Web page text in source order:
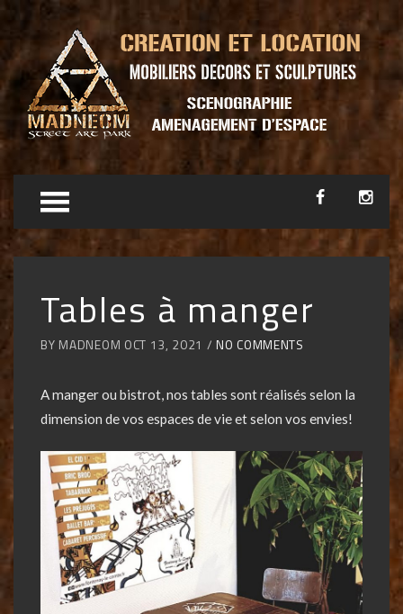
Tables à manger
BY MADNEOM OCT 13, 2021 / NO COMMENTS
A manger ou bistrot, nos tables sont réalisés selon la
dimension de vos espaces de vie et selon vos envies!